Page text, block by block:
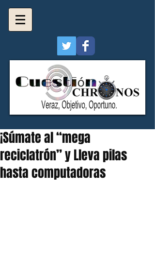
¡Súmate al “mega
reciclatrón” y Lleva pilas
hasta computadoras